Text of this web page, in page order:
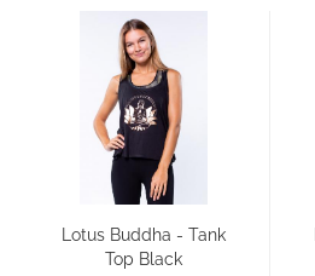
Lotus Buddha - Tank
Top Black